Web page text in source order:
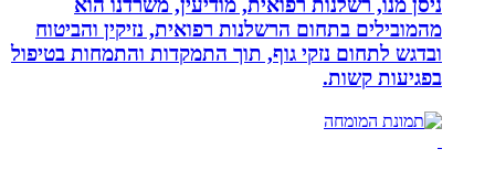
ניסן מנו, רשלנות רפואית, מודיעין, משרדנו הוא
מהמובילים בתחום הרשלנות רפואית, נזיקין והביטוח
ובדגש לתחום נזקי גוף, תוך התמקדות והתמחות בטיפול
בפגיעות קשות.